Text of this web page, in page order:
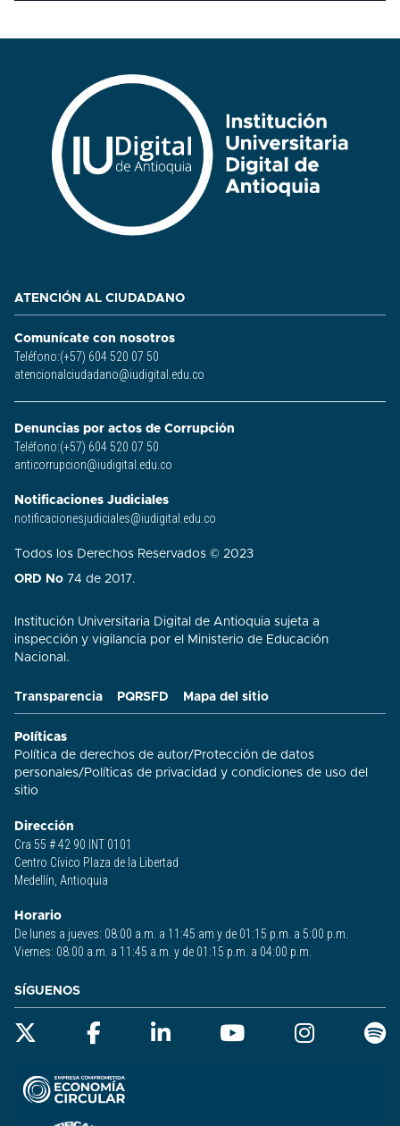
Transparencia PQRSFD Mapa del sitio
Políticas
Política de derechos de autor/Protección de datos
personales/Políticas de privacidad y condiciones de uso del
sitio​
Dirección
Cra 55 # 42 90 INT 0101
Centro Cívico Plaza de la Libertad
Medellín, Antioquia
Horario
De lunes a jueves: 08:00 a.m. a 11:45 am y de 01:15 p.m. a 5:00 p.m.
Viernes: 08:00 a.m. a 11:45 a.m. y de 01:15 p.m. a 04:00 p.m.
ATENCIÓN AL CIUDADANO
Comunícate con nosotros
Teléfono:(+57) 604 520 07 50
atencionalciudadano@iudigital.edu.co
Denuncias por actos de Corrupción
Teléfono:(+57) 604 520 07 50
anticorrupcion@iudigital.edu.co
Notificaciones Judiciales
notificacionesjudiciales@iudigital.edu.co
Todos los Derechos Reservados © 2023
ORD No 74 de 2017.
Institución Universitaria Digital de Antioquia sujeta a
inspección y vigilancia por el Ministerio de Educación
Nacional.
SÍGUENOS